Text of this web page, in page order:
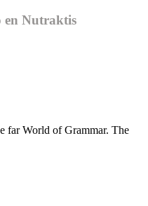
en Nutraktis
far World of Grammar. The